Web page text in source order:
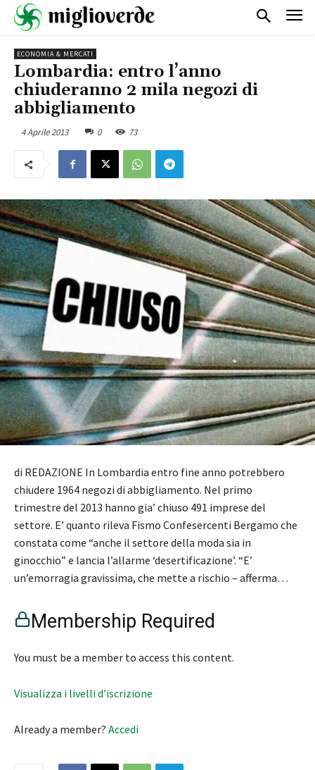
ECONOMIA & MERCATI
Lombardia: entro l’anno
chiuderanno 2 mila negozi di
abbigliamento
4 Aprile 2013 0 73
di REDAZIONE In Lombardia entro fine anno potrebbero
chiudere 1964 negozi di abbigliamento. Nel primo
trimestre del 2013 hanno gia’ chiuso 491 imprese del
settore. E’ quanto rileva Fismo Confesercenti Bergamo che
constata come “anche il settore della moda sia in
ginocchio” e lancia l’allarme ‘desertificazione’. “E’
un’emorragia gravissima, che mette a rischio – afferma…
Membership Required
You must be a member to access this content.
Visualizza i livelli d’iscrizione
Already a member? Accedi